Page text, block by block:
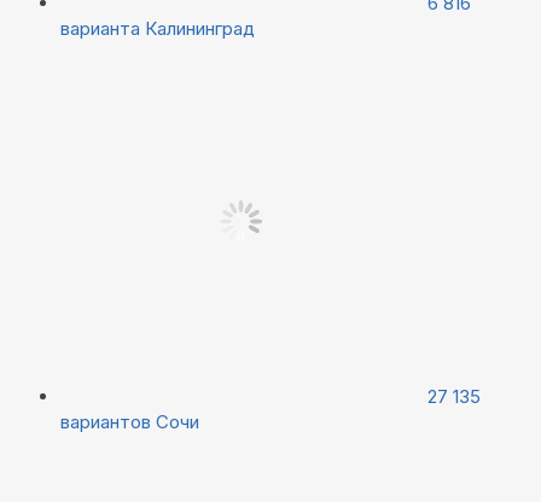
варианта Калининград
27 135
вариантов Сочи